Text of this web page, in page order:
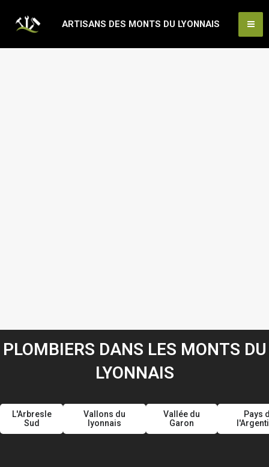
ARTISANS DES MONTS DU LYONNAIS
PLOMBIERS DANS LES MONTS DU
LYONNAIS
L'Arbresle
Sud
Vallons du
lyonnais
Vallée du
Garon
Pays